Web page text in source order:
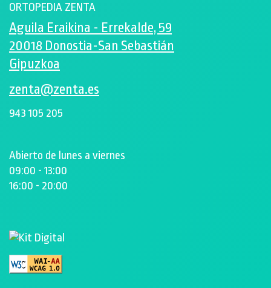
ORTOPEDIA ZENTA
Aguila Eraikina - Errekalde, 59
20018 Donostia-San Sebastián
Gipuzkoa
zenta@zenta.es
943 105 205
Abierto de lunes a viernes
09:00 - 13:00
16:00 - 20:00